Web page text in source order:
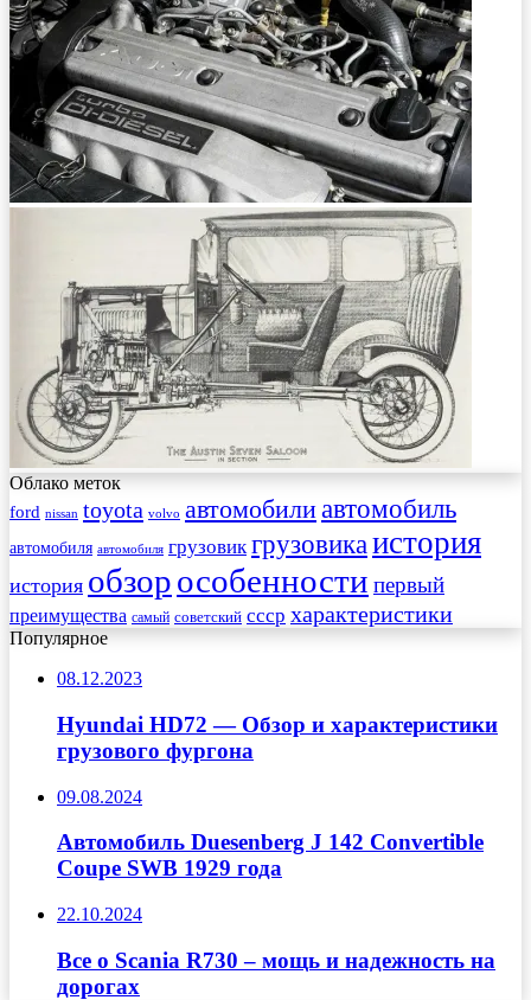
Облако меток
ford nissan toyota volvo автомобилиавтомобиль
автомобиля автомобиля грузовик грузовикаистория
история обзорособенности первый
преимущества самый советский ссср характеристики
Популярное
08.12.2023
Hyundai HD72 — Обзор и характеристики
грузового фургона
09.08.2024
Автомобиль Duesenberg J 142 Convertible
Coupe SWB 1929 года
22.10.2024
Все о Scania R730 – мощь и надежность на
дорогах